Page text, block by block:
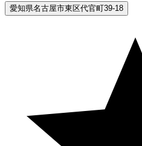
愛知県名古屋市東区代官町39-18